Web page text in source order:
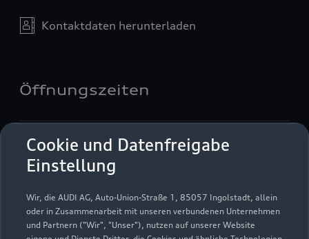
Cookie und Datenfreigabe
Einstellung
Wir, die AUDI AG, Auto-Union-Straße 1, 85057 Ingolstadt, allein
oder in Zusammenarbeit mit unseren verbundenen Unternehmen
und Partnern ("Wir", "Unser"), nutzen auf unserer Website
Kontaktdaten herunterladen
Öffnungszeiten
Service
Schließt bald
Verkauf
Schließt bald17:00